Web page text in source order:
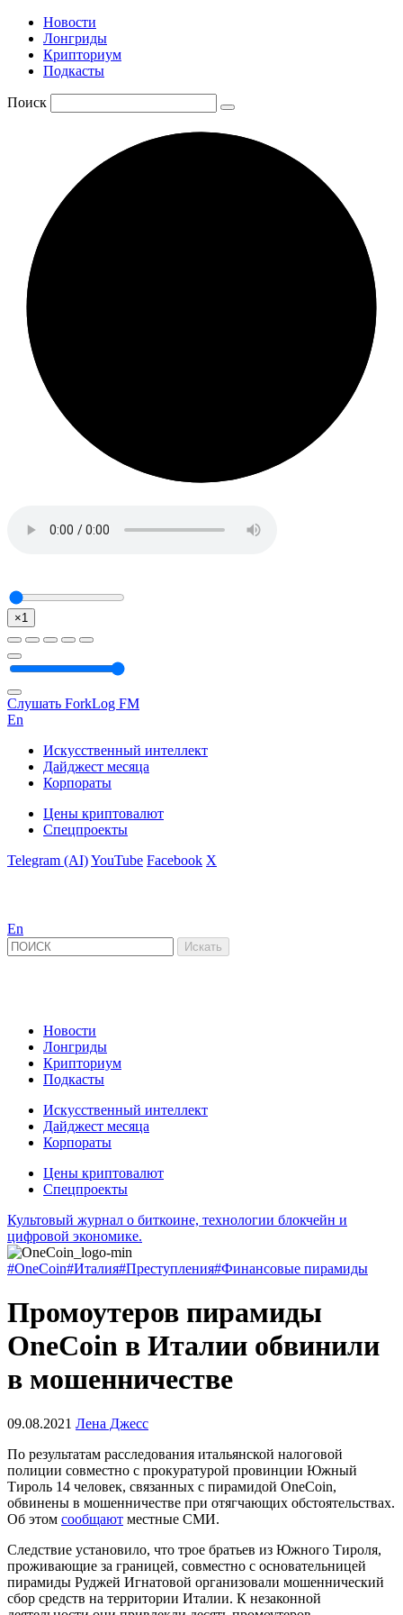
Новости
Лонгриды
Крипториум
Подкасты
Поиск
×1
Слушать ForkLog FM
En
Искусственный интеллект
Дайджест месяца
Корпораты
Цены криптовалют
Спецпроекты
Telegram (AI)YouTube Facebook X
En
Новости
Лонгриды
Крипториум
Подкасты
Искусственный интеллект
Дайджест месяца
Корпораты
Цены криптовалют
Спецпроекты
Культовый журнал о биткоине, технологии блокчейн и
цифровой экономике.
#OneCoin#Италия#Преступления#Финансовые пирамиды
Промоутеров пирамиды
OneCoin в Италии обвинили
в мошенничестве
09.08.2021 Лена Джесс
По результатам расследования итальянской налоговой
полиции совместно с прокуратурой провинции Южный
Тироль 14 человек, связанных с пирамидой OneCoin,
обвинены в мошенничестве при отягчающих обстоятельствах.
Об этом сообщают местные СМИ.
Следствие установило, что трое братьев из Южного Тироля,
проживающие за границей, совместно с основательницей
пирамиды Руджей Игнатовой организовали мошеннический
сбор средств на территории Италии. К незаконной